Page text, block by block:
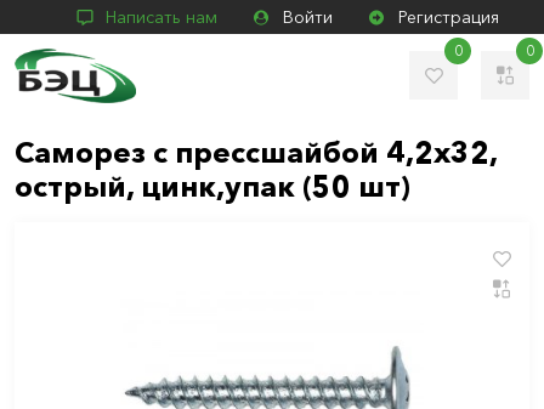
Написать нам Войти Регистрация
0 0
Саморез с прессшайбой 4,2х32,
острый, цинк,упак (50 шт)